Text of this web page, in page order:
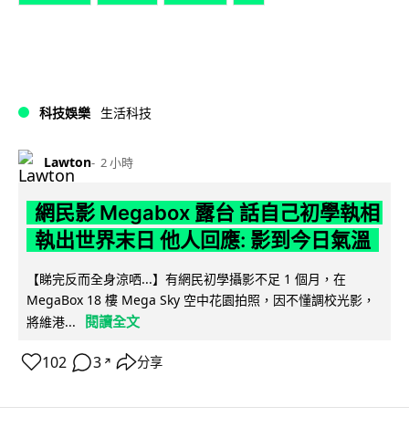
科技娛樂 生活科技
Lawton 2 小時
網民影 Megabox 露台 話自己初學執相
執出世界末日 他人回應: 影到今日氣溫
【睇完反而全身涼哂...】有網民初學攝影不足 1 個月，在
MegaBox 18 樓 Mega Sky 空中花園拍照，因不懂調校光影，
將維港...
閱讀全文
102 3 ↗ 分享